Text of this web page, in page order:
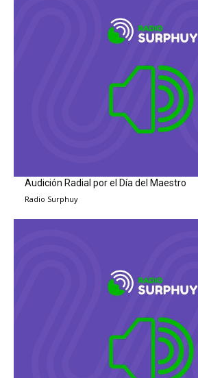
Audición Radial por el Día del Maestro
Radio Surphuy